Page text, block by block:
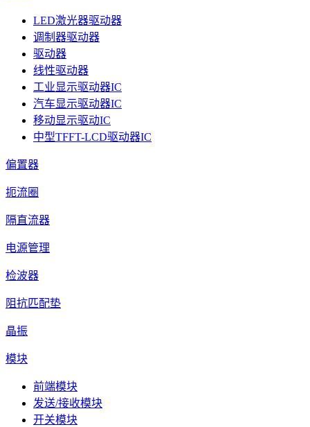
LED激光器驱动器
调制器驱动器
驱动器
线性驱动器
工业显示驱动器IC
汽车显示驱动器IC
移动显示驱动IC
中型TFFT-LCD驱动器IC
偏置器
扼流圈
隔直流器
电源管理
检波器
阻抗匹配垫
晶振
模块
前端模块
发送/接收模块
开关模块